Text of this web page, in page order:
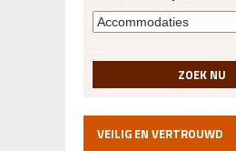
ZOEK NU
VEILIG EN VERTROUWD